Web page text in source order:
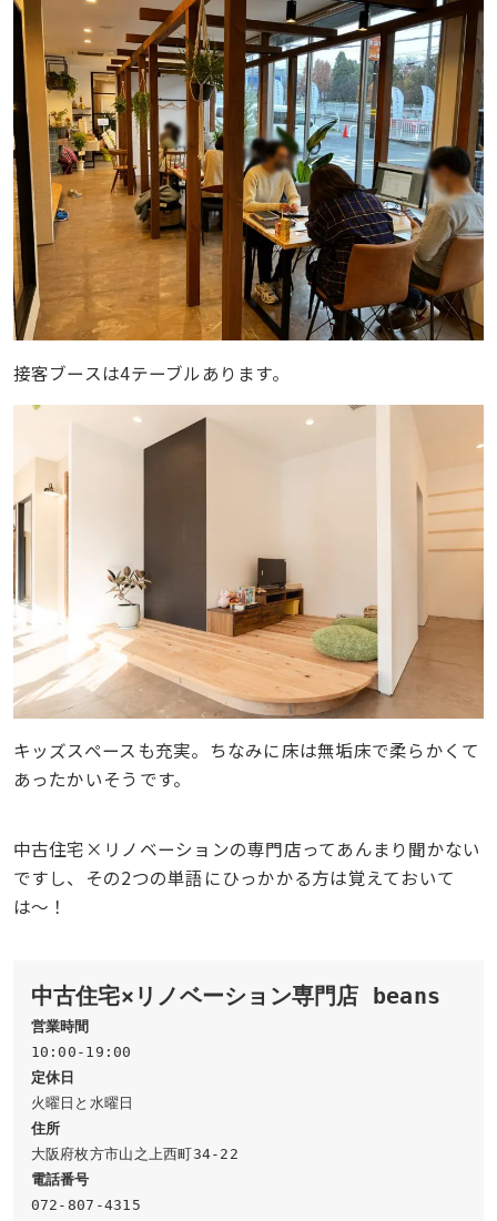
接客ブースは4テーブルあります。
キッズスペースも充実。ちなみに床は無垢床で柔らかくて
あったかいそうです。
中古住宅×リノベーションの専門店ってあんまり聞かない
ですし、その2つの単語にひっかかる方は覚えておいて
は〜！
中古住宅×リノベーション専門店 beans
営業時間
定休日
住所